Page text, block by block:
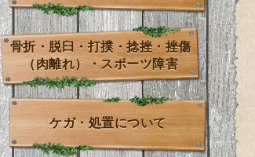
骨折・脱臼・打撲・捻挫・挫傷
（肉離れ）・スポーツ障害
ケガ・処置について